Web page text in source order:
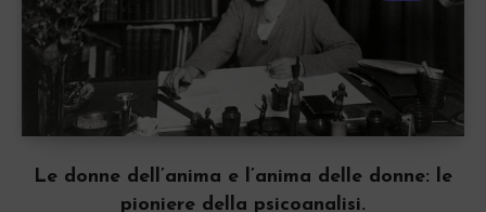
Le donne dell’anima e l’anima delle donne: le
pioniere della psicoanalisi.